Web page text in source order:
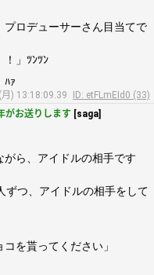
ロデューサーさん目当てで
」ﾂﾝﾂﾝ
ﾊｧ
) 13:18:09.39
ID: etFLmEId0 (33)
がお送りします [saga]
ら、アイドルの相手です
ずつ、アイドルの相手をして
を貰ってください」